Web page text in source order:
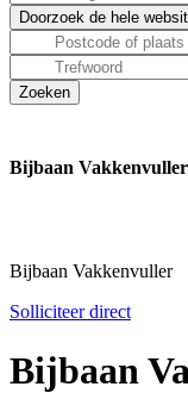
Bijbaan Vakkenvuller
Bijbaan Vakkenvuller
Solliciteer direct
Bijbaan